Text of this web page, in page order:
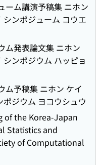
ーム講演予稿集 ニホン
ンポジューム コウエ
ム発表論文集 ニホン
ンポジウム ハッピョ
ム予稿集 ニホン ケイ
ジウム ヨコウシュウ
of the Korea-Japan
Statistics and
of Computational